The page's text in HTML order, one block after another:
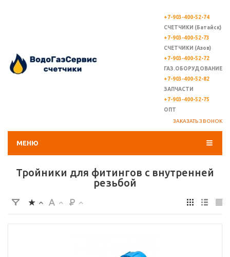
+7-903-400-52-74
СЧЕТЧИКИ (Батайск)
+7-903-400-52-73
СЧЕТЧИКИ (Азов)
+7-903-400-52-72
ГАЗ.ОБОРУДОВАНИЕ
+7-903-400-52-82
ЗАПЧАСТИ
+7-903-400-52-75
ОПТ
ЗАКАЗАТЬ ЗВОНОК
МЕНЮ
Тройники для фитингов с внутренней
резьбой